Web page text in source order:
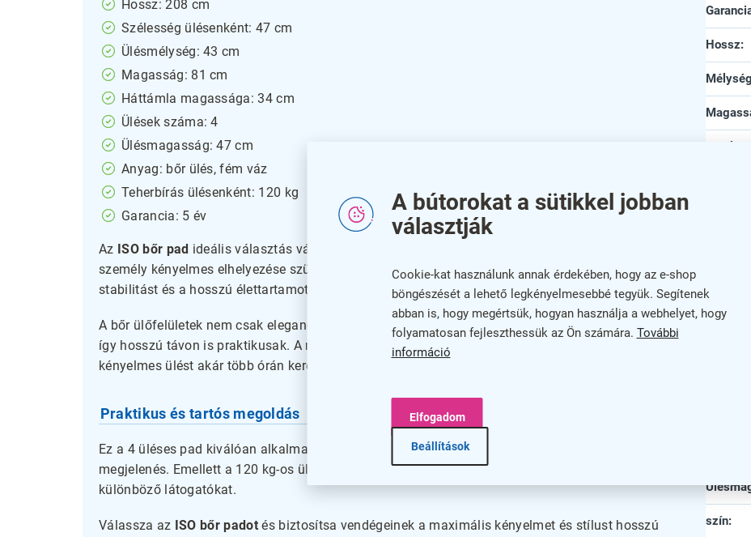
A bútorokat a sütikkel jobban
választják
Cookie-kat használunk annak érdekében, hogy az e-shop
böngészését a lehető legkényelmesebbé tegyük. Segítenek
abban is, hogy megértsük, hogyan használja a webhelyet, hogy
folyamatosan fejleszthessük az Ön számára. További
információ
Beállítások
Elfogadom
Hossz: 208 cm
Szélesség ülésenként: 47 cm
Ülésmélység: 43 cm
Magasság: 81 cm
Háttámla magassága: 34 cm
Ülések száma: 4
Ülésmagasság: 47 cm
Anyag: bőr ülés, fém váz
Teherbírás ülésenként: 120 kg
Garancia: 5 év
Az ISO bőr pad ideális választás várótermekbe, irodákba vagy közösségi terekbe, ahol több
személy kényelmes elhelyezése szükséges. Masszív, króm lábakkal ellátott váza garantálja a
stabilitást és a hosszú élettartamot.
A bőr ülőfelületek nem csak eleganciát kölcsönöznek a padnak, hanem könnyen tisztán tarthatóak,
így hosszú távon is praktikusak. A megfelelő ülésmélység és háttámla magasság biztosítja a
kényelmes ülést akár több órán keresztül is.
Praktikus és tartós megoldás
Ez a 4 üléses pad kiválóan alkalmas olyan helyeken, ahol fontos a tartósság, komfort és esztétikus
megjelenés. Emellett a 120 kg-os ülésenkénti teherbírás révén megbízhatóan szolgálja ki a
különböző látogatókat.
Válassza az ISO bőr padot és biztosítsa vendégeinek a maximális kényelmet és stílust hosszú
Hossz:
Mélység
Az alap
Az
Az ülés
Az
szín: